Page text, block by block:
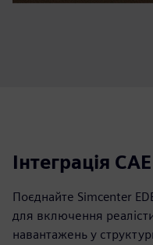
Інтеграція CAE
Поєднайте Simcenter
для включення
навантажень у